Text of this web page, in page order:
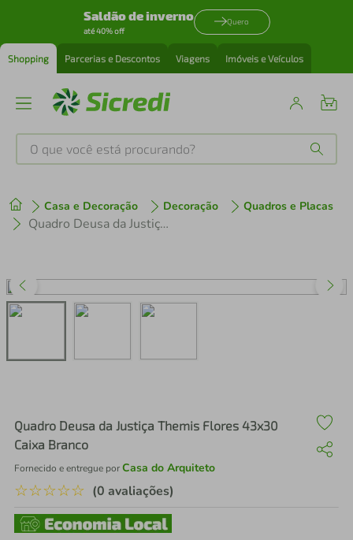
Saldão de inverno
até 40% off
Quero
Shopping Parcerias e Descontos Viagens Imóveis e Veículos
O que você está procurando?
Casa e Decoração Decoração Quadros e Placas
Quadro Deusa da Justiça Themis Flores 43x30 Caixa Branco
Quadro Deusa da Justiça Themis Flores 43x30
Caixa Branco
Fornecido e entregue porCasa do Arquiteto
☆☆☆☆☆ (0 avaliações)
1º tenis
perfume